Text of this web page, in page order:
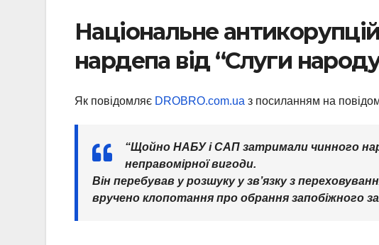
Національне
нардепа від “Слуги
Як повідомляє DROBRO.com.ua з посиланням на
“Щойно НАБУ і САП затримали чинного
неправомірної вигоди.
Він перебував у розшуку у зв’язку з
вручено клопотання про обрання запобіжного